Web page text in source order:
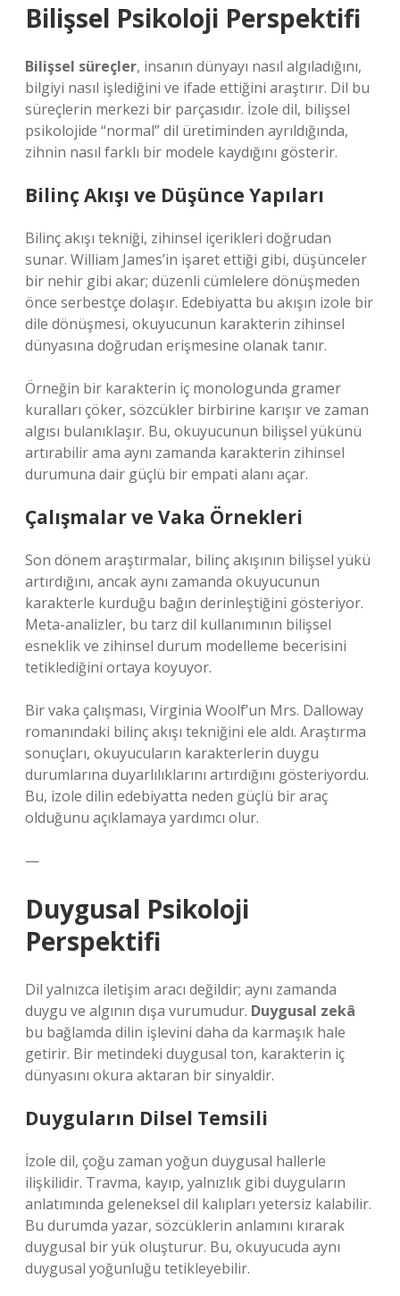
Bilişsel Psikoloji Perspektifi
Bilişsel süreçler, insanın dünyayı nasıl algıladığını,
bilgiyi nasıl işlediğini ve ifade ettiğini araştırır. Dil bu
süreçlerin merkezi bir parçasıdır. İzole dil, bilişsel
psikolojide “normal” dil üretiminden ayrıldığında,
zihnin nasıl farklı bir modele kaydığını gösterir.
Bilinç Akışı ve Düşünce Yapıları
Bilinç akışı tekniği, zihinsel içerikleri doğrudan
sunar. William James’in işaret ettiği gibi, düşünceler
bir nehir gibi akar; düzenli cümlelere dönüşmeden
önce serbestçe dolaşır. Edebiyatta bu akışın izole bir
dile dönüşmesi, okuyucunun karakterin zihinsel
dünyasına doğrudan erişmesine olanak tanır.
Örneğin bir karakterin iç monologunda gramer
kuralları çöker, sözcükler birbirine karışır ve zaman
algısı bulanıklaşır. Bu, okuyucunun bilişsel yükünü
artırabilir ama aynı zamanda karakterin zihinsel
durumuna dair güçlü bir empati alanı açar.
Çalışmalar ve Vaka Örnekleri
Son dönem araştırmalar, bilinç akışının bilişsel yükü
artırdığını, ancak aynı zamanda okuyucunun
karakterle kurduğu bağın derinleştiğini gösteriyor.
Meta-analizler, bu tarz dil kullanımının bilişsel
esneklik ve zihinsel durum modelleme becerisini
tetiklediğini ortaya koyuyor.
Bir vaka çalışması, Virginia Woolf’un Mrs. Dalloway
romanındaki bilinç akışı tekniğini ele aldı. Araştırma
sonuçları, okuyucuların karakterlerin duygu
durumlarına duyarlılıklarını artırdığını gösteriyordu.
Bu, izole dilin edebiyatta neden güçlü bir araç
olduğunu açıklamaya yardımcı olur.
—
Duygusal Psikoloji
Perspektifi
Dil yalnızca iletişim aracı değildir; aynı zamanda
duygu ve algının dışa vurumudur. Duygusal zekâ
bu bağlamda dilin işlevini daha da karmaşık hale
getirir. Bir metindeki duygusal ton, karakterin iç
dünyasını okura aktaran bir sinyaldir.
Duyguların Dilsel Temsili
İzole dil, çoğu zaman yoğun duygusal hallerle
ilişkilidir. Travma, kayıp, yalnızlık gibi duyguların
anlatımında geleneksel dil kalıpları yetersiz kalabilir.
Bu durumda yazar, sözcüklerin anlamını kırarak
duygusal bir yük oluşturur. Bu, okuyucuda aynı
duygusal yoğunluğu tetikleyebilir.